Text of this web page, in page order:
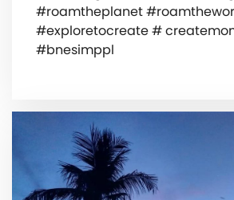
#roamtheplanet
#exploretocreate #
#bnesimppl